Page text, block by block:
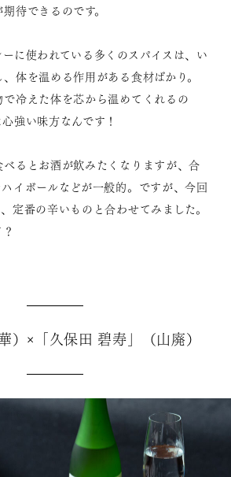
待できるのです。
に使われている多くのスパイスは、い
体を温める作用がある食材ばかり。
冷えた体を芯から温めてくれるの
強い味方なんです！
べるとお酒が飲みたくなりますが、合
イボールなどが一般的。ですが、今回
定番の辛いものと合わせてみました。
）×「久保田 碧寿」（山廃）